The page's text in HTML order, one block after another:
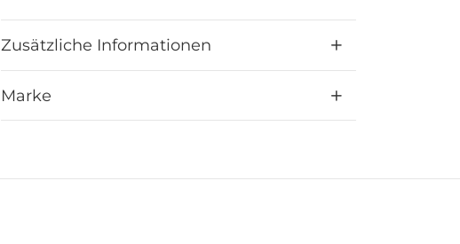
Vorteile von Kork
Nachhaltig und umweltfreundlich
Wasserabweisend und schmutzabweisend
Pflegeleicht und atmungsaktiv
Zusätzliche Informationen
Marke